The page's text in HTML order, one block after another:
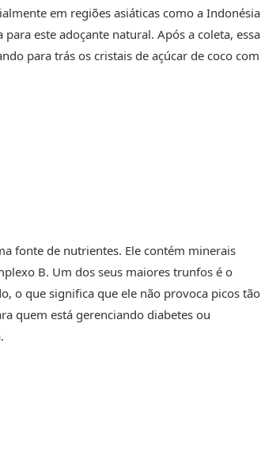
em regiões asiáticas como a Indonésia
este adoçante natural. Após a coleta, essa
para trás os cristais de açúcar de coco com
fonte de nutrientes. Ele contém minerais
B. Um dos seus maiores trunfos é o
o que significa que ele não provoca picos tão
quem está gerenciando diabetes ou